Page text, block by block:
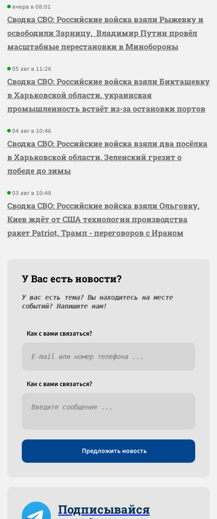
вчера в 08:01
Сводка СВО: Российские войска взяли Рыжевку и
освободили Зарницу, Владимир Путин провёл
масштабные перестановки в Минобороны
05 авг в 11:26
Сводка СВО: Российские войска взяли Бикташевку
в Харьковской области, украинская
промышленность встаёт из-за остановки портов
04 авг в 10:46
Сводка СВО: Российские войска взяли два посёлка
в Харьковской области, Зеленский грезит о
победе до зимы
03 авг в 10:48
Сводка СВО: Российские войска взяли Ольговку,
Киев ждёт от США технология производства
ракет Patriot, Трамп - переговоров с Ираном
У Вас есть новости?
У вас есть тема? Вы находитесь на месте
событий? Напишите нам!
Как c вами связаться?
Как c вами связаться?
Предложить новость
Подписывайся